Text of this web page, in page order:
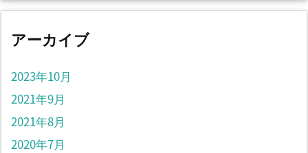
アーカイブ
2023年10月
2021年9月
2021年8月
2020年7月